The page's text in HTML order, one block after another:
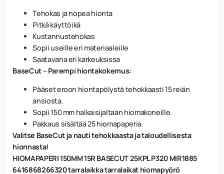
Tehokas ja nopea hionta
Pitkä käyttöikä
Kustannustehokas
Sopii useille eri materiaaleille
Saatavana eri karkeuksissa
BaseCut – Parempi hiontakokemus:
Pääset eroon hiontapölystä tehokkaasti 15 reiän
ansiosta.
Sopii 150 mm halkaisijaltaan hiomakoneille.
Pakkaus sisältää 25 hiomapaperia.
Valitse BaseCut ja nauti tehokkaasta ja taloudellisesta
hionnasta!
HIOMAPAPERI 150MM 15R BASECUT 25KPL P320 MIR1885
6416868266320 tarralaikka tarralaikat hiomapyörö